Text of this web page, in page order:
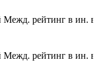
Межд. рейтинг в ин.
Межд. рейтинг в ин.